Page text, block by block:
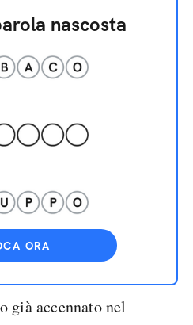
nascosta
ORA
già accennato nel